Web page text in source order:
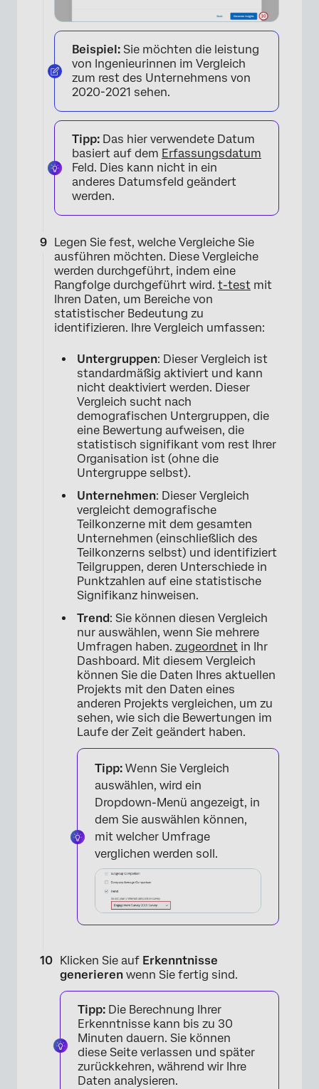
×
Beispiel: Sie möchten die leistung
von Ingenieurinnen im Vergleich
zum rest des Unternehmens von
2020-2021 sehen.
Tipp: Das hier verwendete Datum
basiert auf dem Erfassungsdatum
Feld. Dies kann nicht in ein
anderes Datumsfeld geändert
werden.
Legen Sie fest, welche Vergleiche Sie
ausführen möchten. Diese Vergleiche
werden durchgeführt, indem eine
Rangfolge durchgeführt wird. t-test mit
Ihren Daten, um Bereiche von
statistischer Bedeutung zu
identifizieren. Ihre Vergleich umfassen:
Untergruppen: Dieser Vergleich ist
standardmäßig aktiviert und kann
nicht deaktiviert werden. Dieser
Vergleich sucht nach
demografischen Untergruppen, die
eine Bewertung aufweisen, die
statistisch signifikant vom rest Ihrer
Organisation ist (ohne die
Untergruppe selbst).
Unternehmen: Dieser Vergleich
vergleicht demografische
Teilkonzerne mit dem gesamten
Unternehmen (einschließlich des
Teilkonzerns selbst) und identifiziert
Teilgruppen, deren Unterschiede in
Punktzahlen auf eine statistische
Signifikanz hinweisen.
Trend: Sie können diesen Vergleich
nur auswählen, wenn Sie mehrere
Umfragen haben. zugeordnet in Ihr
Dashboard. Mit diesem Vergleich
können Sie die Daten Ihres aktuellen
Projekts mit den Daten eines
anderen Projekts vergleichen, um zu
sehen, wie sich die Bewertungen im
Laufe der Zeit geändert haben.
Tipp: Wenn Sie Vergleich
auswählen, wird ein
Dropdown-Menü angezeigt, in
dem Sie auswählen können,
mit welcher Umfrage
verglichen werden soll.
Klicken Sie auf Erkenntnisse
generieren wenn Sie fertig sind.
Tipp: Die Berechnung Ihrer
Erkenntnisse kann bis zu 30
Minuten dauern. Sie können
diese Seite verlassen und später
zurückkehren, während wir Ihre
Daten analysieren.